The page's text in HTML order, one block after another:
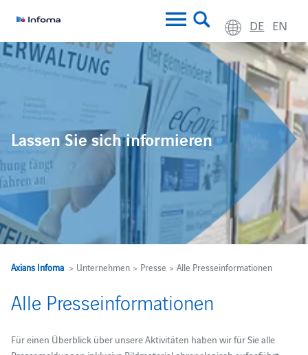
DE EN
Lassen Sie sich informieren
Axians Infoma> Unternehmen > Presse > Alle Presseinformationen
Alle Presseinformationen
Für einen Überblick über unsere Aktivitäten haben wir für Sie alle